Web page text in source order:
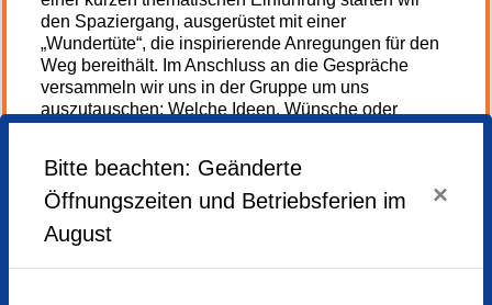
den Spaziergang, ausgerüstet mit einer
„Wundertüte“, die inspirierende Anregungen für den
Weg bereithält. Im Anschluss an die Gespräche
versammeln wir uns in der Gruppe um uns
auszutauschen: Welche Ideen, Wünsche oder
Der Herzensspaziergang findet bei jedem Wetter
Weiterlesen...
Montag,
Veranstaltungsort
Bitte beachten: Geänderte
Öffnungszeiten und Betriebsferien im
August
×